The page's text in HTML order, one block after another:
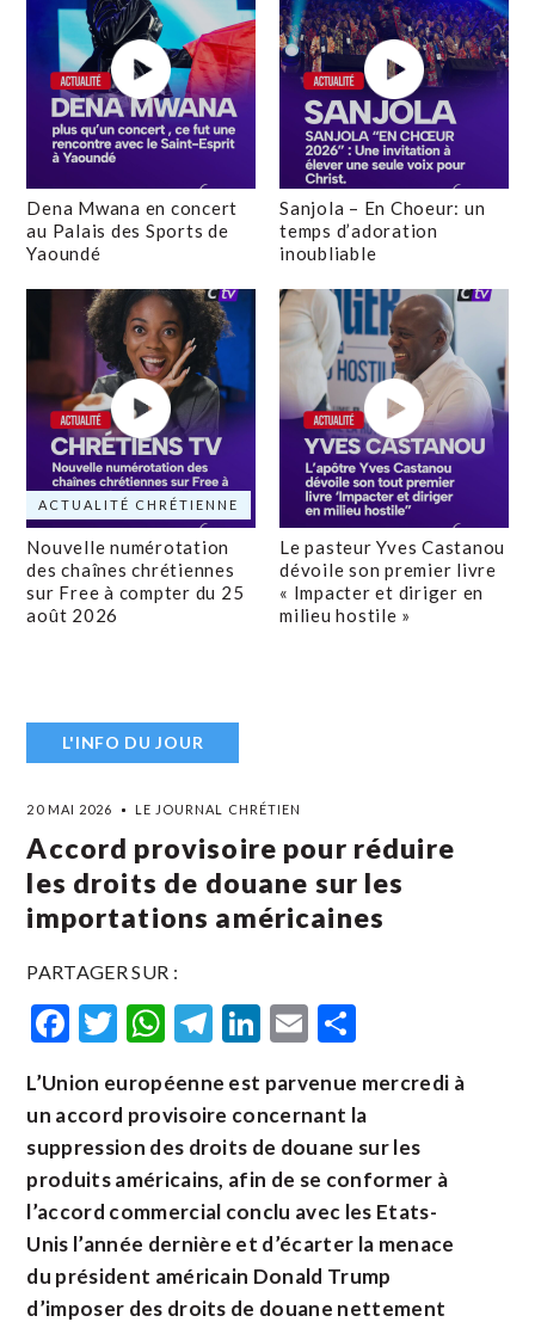
Dena Mwana en concert
au Palais des Sports de
Yaoundé
Sanjola – En Choeur: un
temps d’adoration
inoubliable
ACTUALITÉ CHRÉTIENNE
Nouvelle numérotation
des chaînes chrétiennes
sur Free à compter du 25
août 2026
Le pasteur Yves Castanou
dévoile son premier livre
« Impacter et diriger en
milieu hostile »
L'INFO DU JOUR
20 MAI 2026 LE JOURNAL CHRÉTIEN
Accord provisoire pour réduire
les droits de douane sur les
importations américaines
PARTAGER SUR :
Facebook
Twitter
WhatsApp
Telegram
LinkedIn
Email
L’Union européenne est parvenue mercredi à
un accord provisoire concernant la
suppression des droits de douane sur les
produits américains, afin de se conformer à
l’accord commercial conclu avec les Etats-
Unis l’année dernière et d’écarter la menace
du président américain Donald Trump
d’imposer des droits de douane nettement